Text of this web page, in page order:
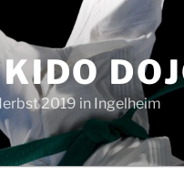
2019 in Ingelheim